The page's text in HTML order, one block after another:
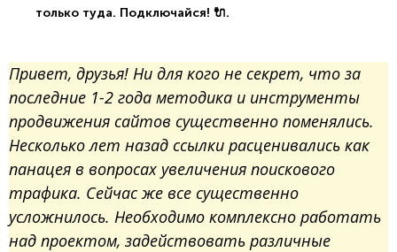
только туда. Подключайся! 🔌.
Привет, друзья! Ни для кого не секрет, что за
последние 1-2 года методика и инструменты
продвижения сайтов существенно поменялись.
Несколько лет назад ссылки расценивались как
панацея в вопросах увеличения поискового
трафика. Сейчас же все существенно
усложнилось. Необходимо комплексно работать
над проектом, задействовать различные